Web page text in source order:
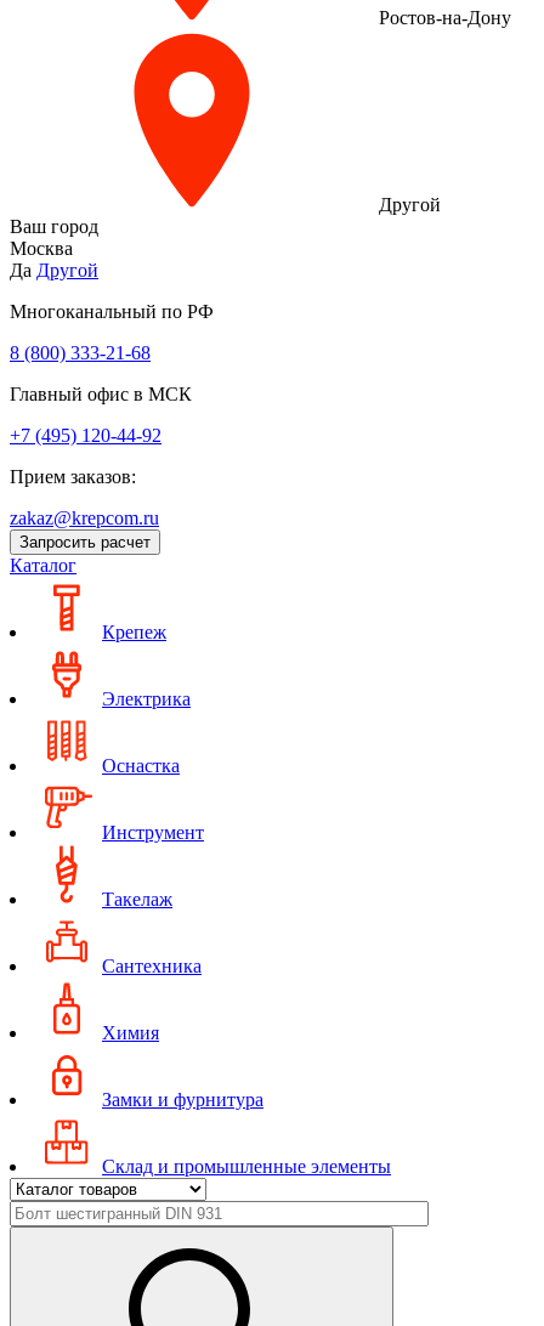
Ростов-на-Дону
Другой
Ваш город
Москва
Да Другой
Многоканальный по РФ
8 (800) 333‑21-68
Главный офис в МСК
+7 (495) 120-44-92
Прием заказов:
zakaz@krepcom.ru
Запросить расчет
Каталог
Крепеж
Электрика
Оснастка
Инструмент
Такелаж
Сантехника
Химия
Замки и фурнитура
Склад и промышленные элементы